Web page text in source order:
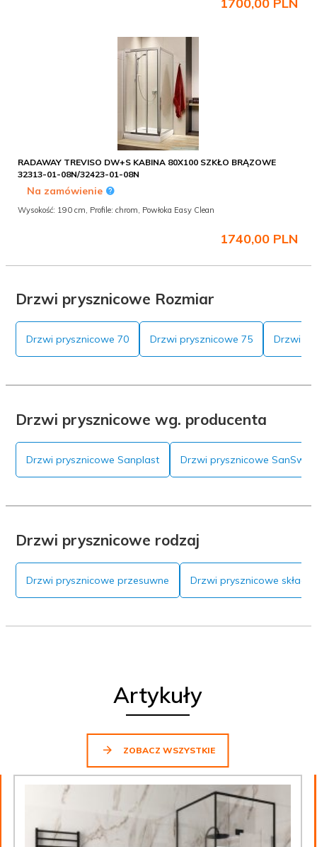
RADAWAY TREVISO DW+S KABINA 80X100 SZKŁO BRĄZOWE
32313-01-08N/32423-01-08N
Na zamówienie
Wysokość: 190 cm, Profile: chrom, Powłoka Easy Clean
1740,00 PLN
Drzwi prysznicowe Rozmiar
Drzwi prysznicowe 70 Drzwi prysznicowe 75 Drzwi
Drzwi prysznicowe wg. producenta
Drzwi prysznicowe Sanplast Drzwi prysznicowe SanSwiss
Drzwi prysznicowe rodzaj
Drzwi prysznicowe przesuwne Drzwi prysznicowe
Artykuły
ZOBACZ WSZYSTKIE